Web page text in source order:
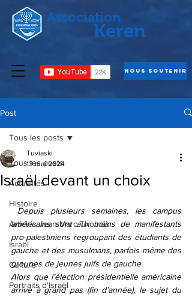
Association
Nous Soutenir
Keren
Post
Tous les posts
Actualités
Histoire
Articles Jean-Marc Thobois
Israël
Culture
Portraits d'Israël
Tous les posts
Israël devant un choix
Tuviaski
13 mai 2024
américains sont aux mains de manifestants
pro-palestiniens regroupant des étudiants de
gauche et des musulmans, parfois même des
groupes de jeunes juifs de gauche.
Alors que l’élection présidentielle américaine
arrive à grand pas (fin d’année), le sujet du